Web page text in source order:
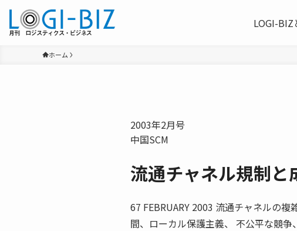
LOGI-BIZ
ホーム
2003年2月号
中国SCM
流通チャネル規制と
67 FEBRUARY 2003 流通チャネルの
間、ローカル保護主義、 不公平な競